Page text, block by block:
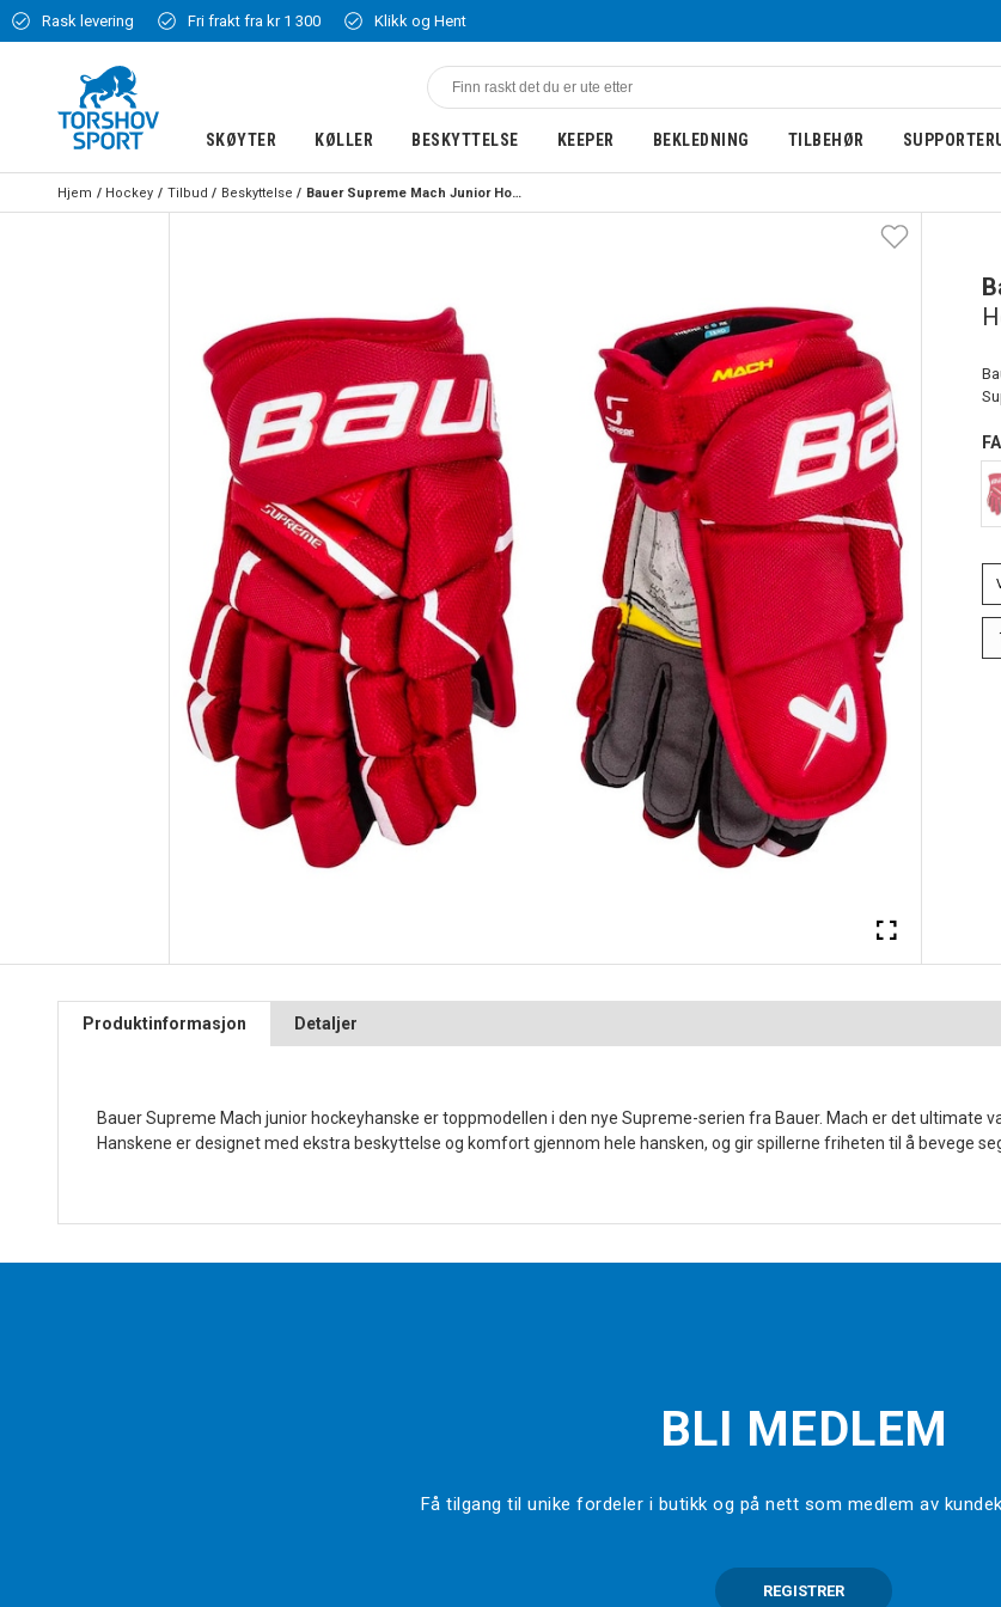
Rask levering Fri frakt fra kr 1 300 Klikk og Hent
SKØYTER KØLLER BESKYTTELSE KEEPER BEKLEDNING TILBEHØR
Hjem Hockey Tilbud Beskyttelse Bauer Supreme Mach Junior Hockeyhanske Rød
Produktinformasjon Detaljer
Bauer Supreme Mach junior hockeyhanske er toppmodellen i den nye Supreme-serien fra Bauer. Mach er det ultimate
Hanskene er designet med ekstra beskyttelse og komfort gjennom hele hansken, og gir spillerne friheten til å bevege
BLI MEDLEM
Få tilgang til unike fordeler i butikk og på nett som medlem av
REGISTRER